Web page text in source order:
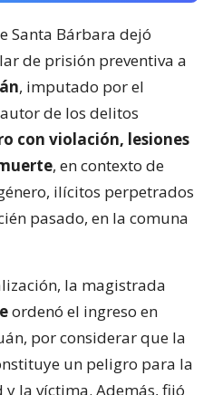
Santa Bárbara dejó
de prisión preventiva a
, imputado por el
de los delitos
con violación, lesiones
, en contexto de
ilícitos perpetrados
pasado, en la comuna
la magistrada
ordenó el ingreso en
por considerar que la
un peligro para la
la víctima. Además, fijó